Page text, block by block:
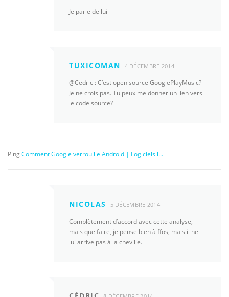
Je parle de lui
TUXICOMAN 4 DÉCEMBRE 2014
@Cedric : C’est open source GooglePlayMusic?
Je ne crois pas. Tu peux me donner un lien vers
le code source?
PingComment Google verrouille Android | Logiciels l...
NICOLAS 5 DÉCEMBRE 2014
Complètement d’accord avec cette analyse,
mais que faire, je pense bien à ffos, mais il ne
lui arrive pas à la cheville.